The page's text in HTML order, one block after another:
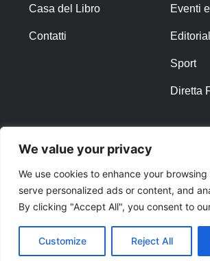
We value your privacy
We use cookies to enhance your
serve personalized ads or content, and
By clicking "Accept All", you consent to
Customize Reject All
Casa del Libro
Contatti
Eventi
Sport
Diretta
Privacy Policy